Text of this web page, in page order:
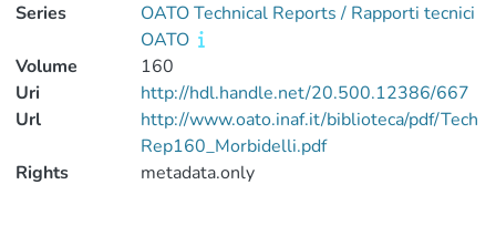
Series
OATO Technical Reports / Rapporti tecnici
OATO
Volume
160
Uri
http://hdl.handle.net/20.500.12386/667
Url
http://www.oato.inaf.it/biblioteca/pdf/Tech
Rep160_Morbidelli.pdf
Rights
metadata.only